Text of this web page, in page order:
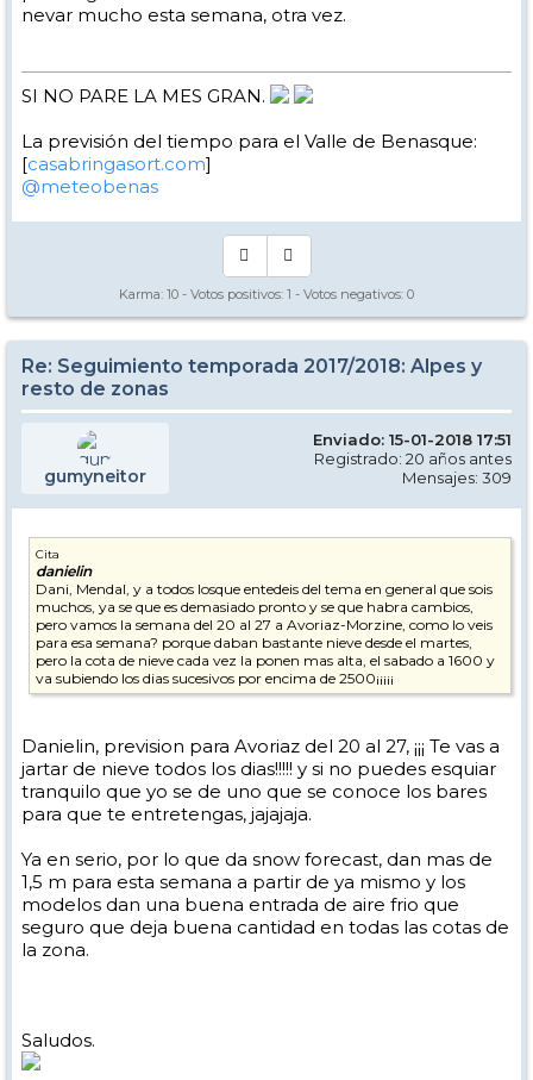
nevar mucho esta semana, otra vez.
SI NO PARE LA MES GRAN.
La previsión del tiempo para el Valle de Benasque:
[casabringasort.com]
@meteobenas
Karma: 10 - Votos positivos: 1 - Votos negativos: 0
Re: Seguimiento temporada 2017/2018: Alpes y
resto de zonas
gumyneitor
Enviado: 15-01-2018 17:51
Registrado: 20 años antes
Mensajes: 309
Cita
danielin
Dani, Mendal, y a todos losque entedeis del tema en general que sois
muchos, ya se que es demasiado pronto y se que habra cambios,
pero vamos la semana del 20 al 27 a Avoriaz-Morzine, como lo veis
para esa semana? porque daban bastante nieve desde el martes,
pero la cota de nieve cada vez la ponen mas alta, el sabado a 1600 y
va subiendo los dias sucesivos por encima de 2500¡¡¡¡¡
Danielin, prevision para Avoriaz del 20 al 27, ¡¡¡ Te vas a
jartar de nieve todos los dias!!!!! y si no puedes esquiar
tranquilo que yo se de uno que se conoce los bares
para que te entretengas, jajajaja.
Ya en serio, por lo que da snow forecast, dan mas de
1,5 m para esta semana a partir de ya mismo y los
modelos dan una buena entrada de aire frio que
seguro que deja buena cantidad en todas las cotas de
la zona.
Saludos.